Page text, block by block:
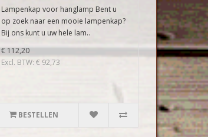
Lampenkap voor hanglamp Bent u
op zoek naar een mooie lampenkap?
Bij ons kunt u uw hele lam..
€ 112,20
Excl. BTW: € 92,73
BESTELLEN